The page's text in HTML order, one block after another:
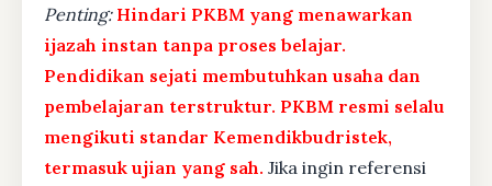
Penting: Hindari PKBM yang menawarkan
ijazah instan tanpa proses belajar.
Pendidikan sejati membutuhkan usaha dan
pembelajaran terstruktur. PKBM resmi selalu
mengikuti standar Kemendikbudristek,
termasuk ujian yang sah. Jika ingin referensi